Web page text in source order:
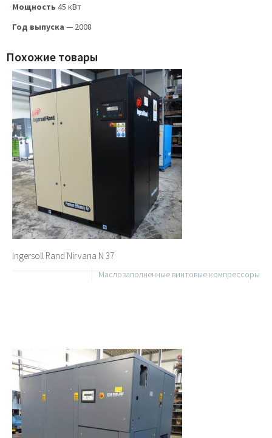
Мощность 45 кВт
Год выпуска — 2008
Похожие товары
Ingersoll Rand Nirvana N 37
Маслозаполненные винтовые компрессоры